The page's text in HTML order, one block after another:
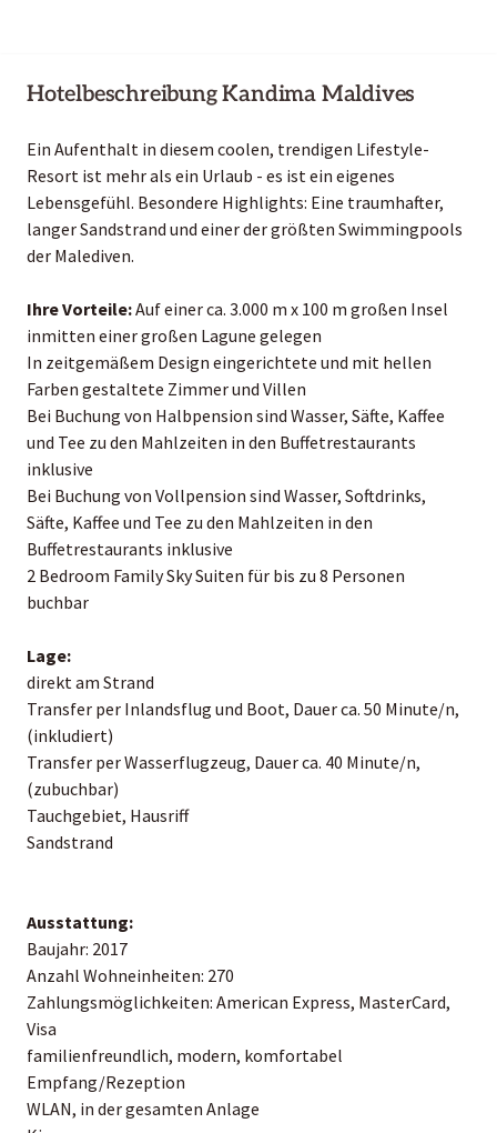
Hotelbeschreibung Kandima Maldives
Ein Aufenthalt in diesem coolen, trendigen Lifestyle-
Resort ist mehr als ein Urlaub - es ist ein eigenes
Lebensgefühl. Besondere Highlights: Eine traumhafter,
langer Sandstrand und einer der größten Swimmingpools
der Malediven.
Ihre Vorteile:Auf einer ca. 3.000 m x 100 m großen Insel
inmitten einer großen Lagune gelegen
In zeitgemäßem Design eingerichtete und mit hellen
Farben gestaltete Zimmer und Villen
Bei Buchung von Halbpension sind Wasser, Säfte, Kaffee
und Tee zu den Mahlzeiten in den Buffetrestaurants
inklusive
Bei Buchung von Vollpension sind Wasser, Softdrinks,
Säfte, Kaffee und Tee zu den Mahlzeiten in den
Buffetrestaurants inklusive
2 Bedroom Family Sky Suiten für bis zu 8 Personen
buchbar
Lage:
direkt am Strand
Transfer per Inlandsflug und Boot, Dauer ca. 50 Minute/n,
(inkludiert)
Transfer per Wasserflugzeug, Dauer ca. 40 Minute/n,
(zubuchbar)
Tauchgebiet, Hausriff
Sandstrand
Ausstattung:
Baujahr: 2017
Anzahl Wohneinheiten: 270
Zahlungsmöglichkeiten: American Express, MasterCard,
Visa
familienfreundlich, modern, komfortabel
Empfang/Rezeption
WLAN, in der gesamten Anlage